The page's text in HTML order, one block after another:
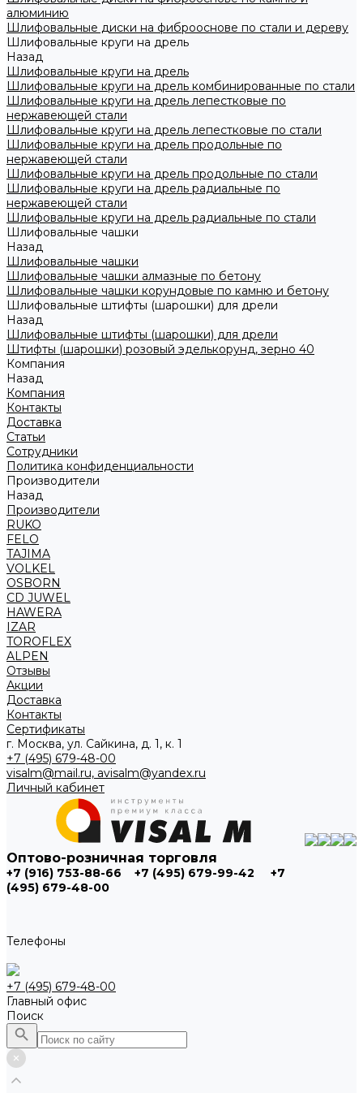
алюминию
Шлифовальные диски на фиброоснове по стали и дереву
Шлифовальные круги на дрель
Назад
Шлифовальные круги на дрель
Шлифовальные круги на дрель комбинированные по стали
Шлифовальные круги на дрель лепестковые по
нержавеющей стали
Шлифовальные круги на дрель лепестковые по стали
Шлифовальные круги на дрель продольные по
нержавеющей стали
Шлифовальные круги на дрель продольные по стали
Шлифовальные круги на дрель радиальные по
нержавеющей стали
Шлифовальные круги на дрель радиальные по стали
Шлифовальные чашки
Назад
Шлифовальные чашки
Шлифовальные чашки алмазные по бетону
Шлифовальные чашки корундовые по камню и бетону
Шлифовальные штифты (шарошки) для дрели
Назад
Шлифовальные штифты (шарошки) для дрели
Штифты (шарошки) розовый эделькорунд, зерно 40
Компания
Назад
Компания
Контакты
Доставка
Статьи
Сотрудники
Политика конфиденциальности
Производители
Назад
Производители
RUKO
FELO
TAJIMA
VOLKEL
OSBORN
CD JUWEL
HAWERA
IZAR
TOROFLEX
ALPEN
Отзывы
Акции
Доставка
Контакты
Сертификаты
г. Москва, ул. Сайкина, д. 1, к. 1
+7 (495) 679-48-00
visalm@mail.ru, avisalm@yandex.ru
Личный кабинет
Оптово-розничная торговля
+7 (916) 753-88-66 +7 (495) 679-99-42
+7
(495) 679-48-00
Телефоны
+7 (495) 679-48-00
Главный офис
Поиск